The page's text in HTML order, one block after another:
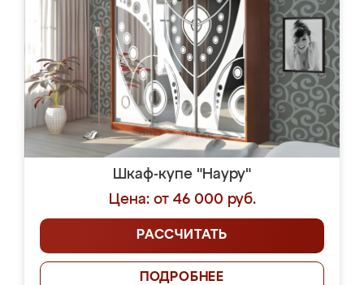
Шкаф-купе "Науру"
Цена: от 46 000 руб.
РАССЧИТАТЬ
ПОДРОБНЕЕ